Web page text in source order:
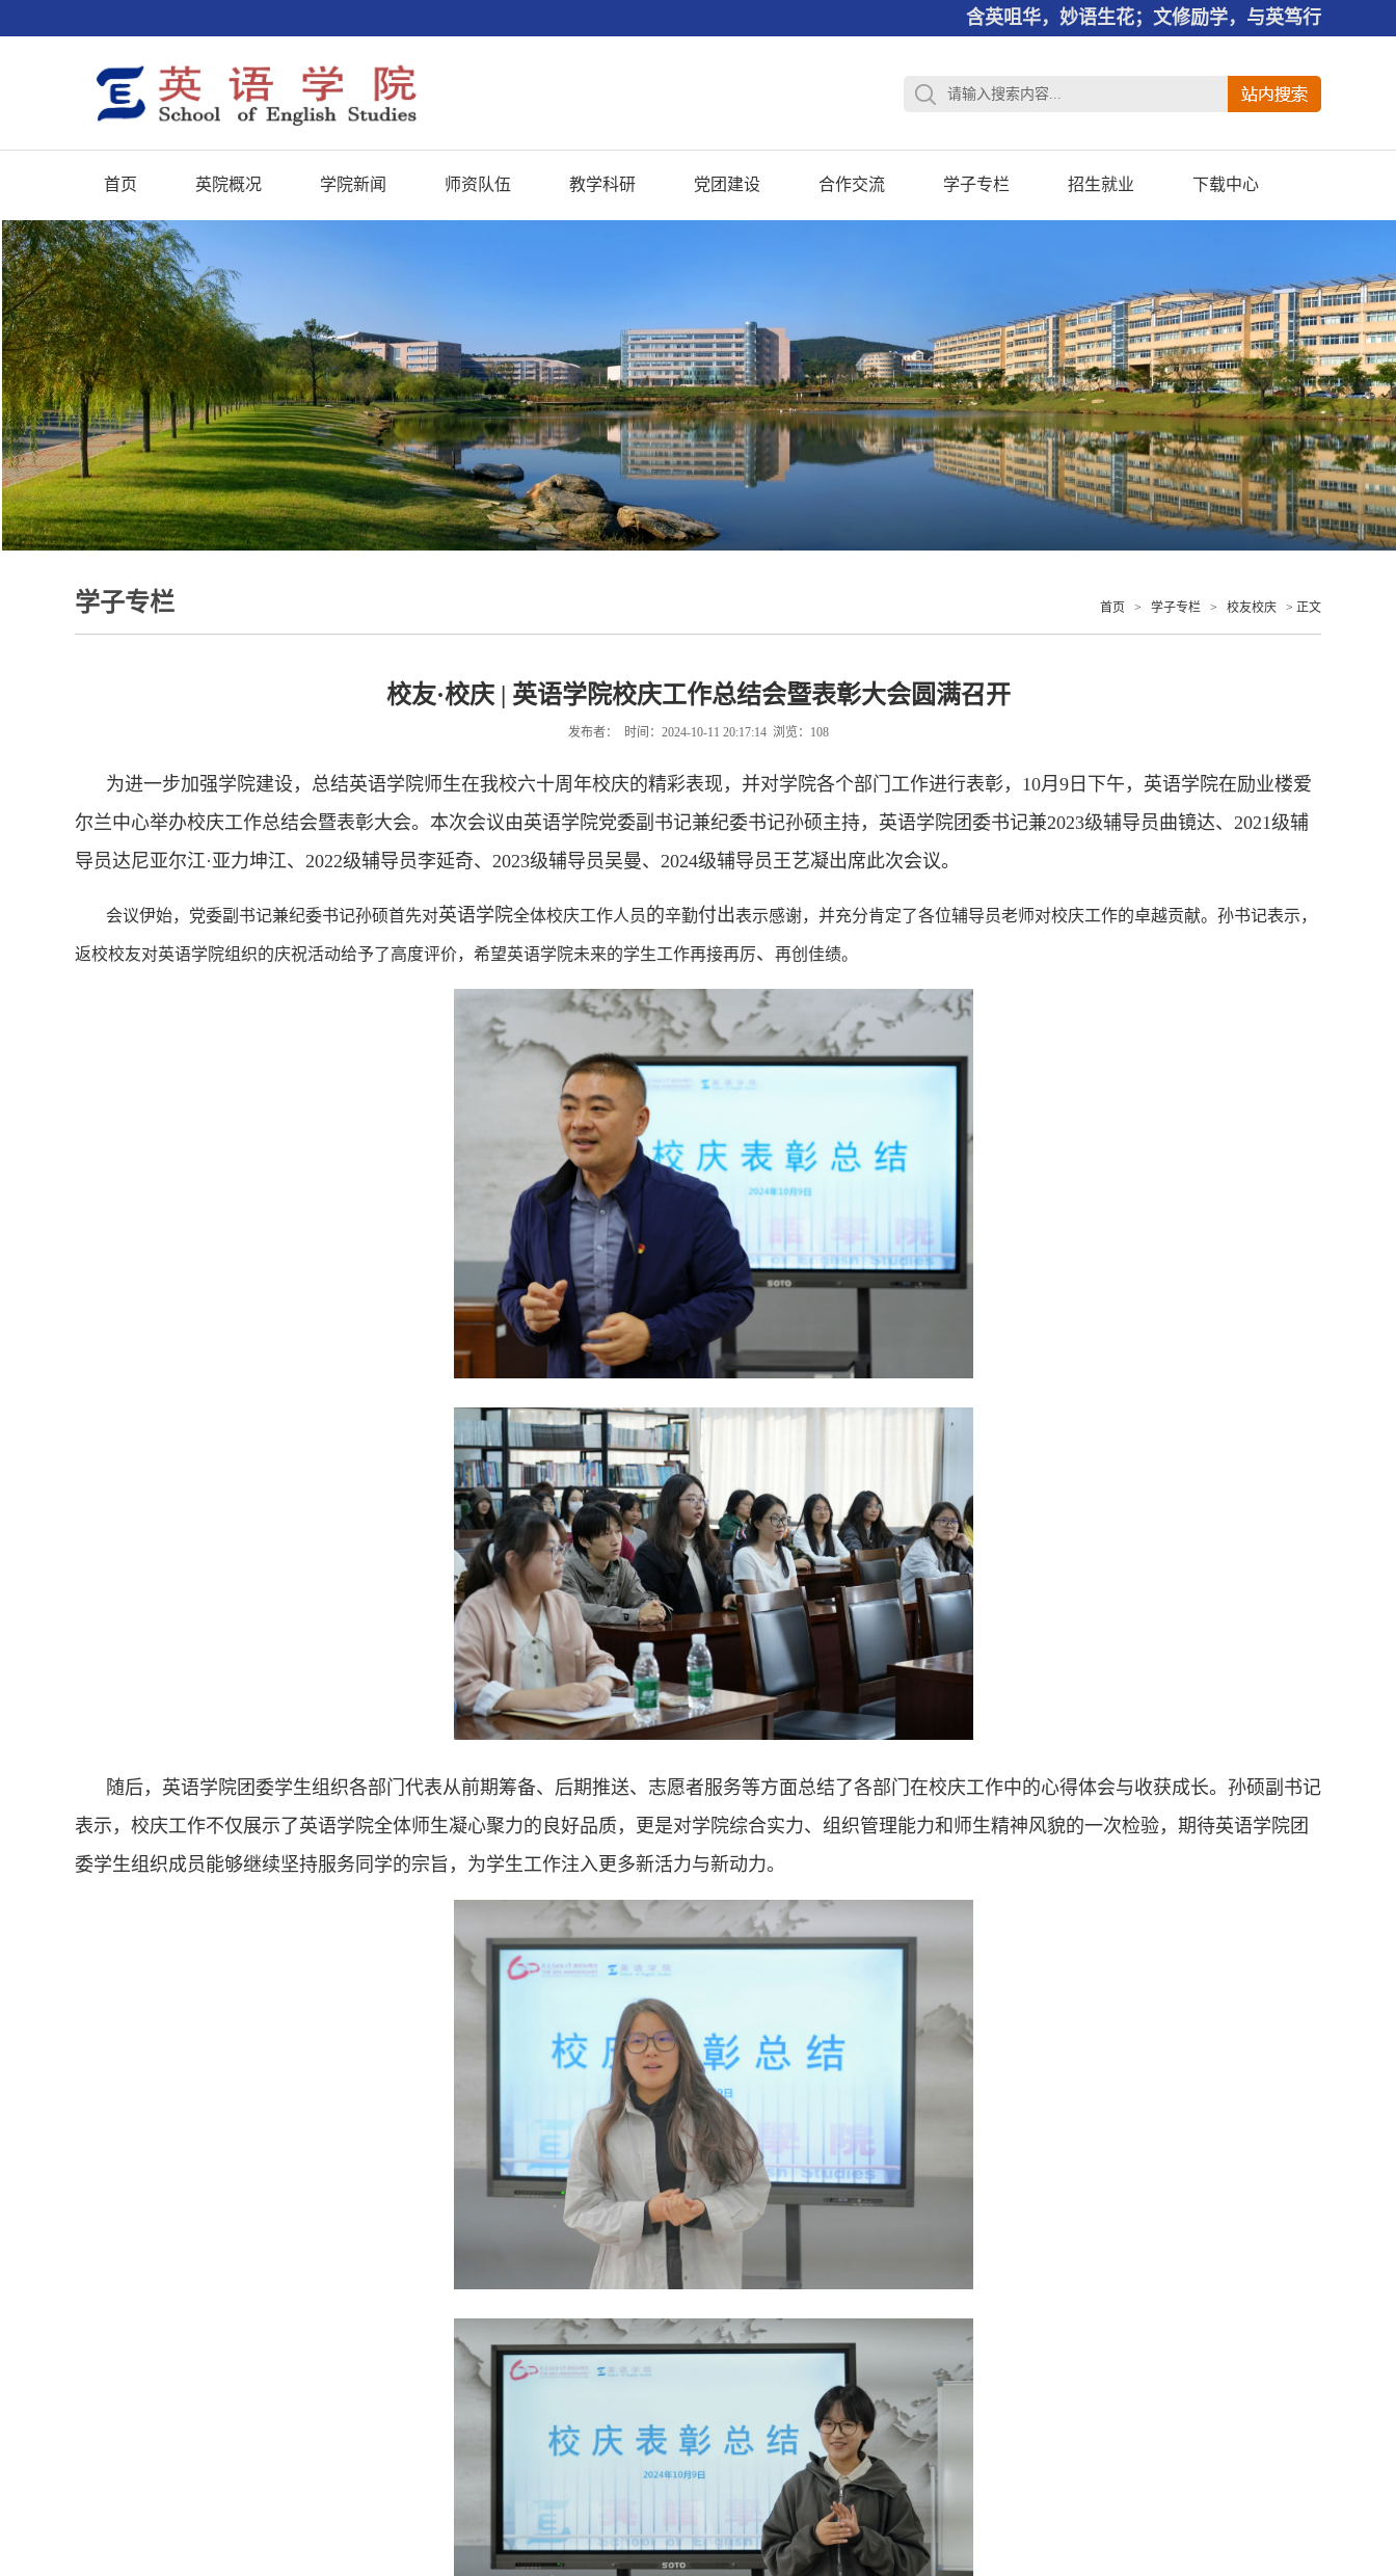
含英咀华，妙语生花；文修励学，与英笃行
首页 英院概况 学院新闻 师资队伍 教学科研 党团建设 合作交流 学子专栏 招生就业 下载中心
学子专栏 首页 > 学子专栏 > 校友校庆 > 正文
校友·校庆 | 英语学院校庆工作总结会暨表彰大会圆满召开
发布者： 时间：2024-10-11 20:17:14 浏览： 108
为进一步加强学院建设，总结英语学院师生在我校六十周年校庆的精彩表现，并对学院各个部门工作进行表彰， 10月 9 日下午，英语学院在励业楼爱
尔兰中心举办校庆工作总结会暨表彰大会。本次会议由英语学院党委副书记兼纪委书记孙硕主持，英语学院团委书记兼2023级辅导员曲镜达、 2021级辅
导员达尼亚尔江·亚力坤江、 2022级辅导员李延奇、 2023级辅导员吴曼、 2024级辅导员王艺凝出席此次会议。
会议伊始，党委副书记兼纪委书记孙硕首先对英语学院全体校庆工作人员 的辛勤付出表示感谢，并充分肯定了各位辅导员老师对校庆工作的卓越贡献。孙书记表示，
返校校友对英语学院组织的庆祝活动给予了高度评价，希望英语学院未来的学生工作再接再厉、 再创佳绩。
随后，英语学院团委学生组织各部门代表从前期筹备、后期推送、志愿者服务等方面总结了各部门在校庆工作中的心得体会与收获成长。孙硕副书记
表示，校庆工作不仅展示了英语学院全体师生凝心聚力的良好品质，更是对学院综合实力、组织管理能力和师生精神风貌的一次检验，期待英语学院团
委学生组织成员能够继续坚持服务同学的宗旨，为学生工作注入更多新活力与新动力。